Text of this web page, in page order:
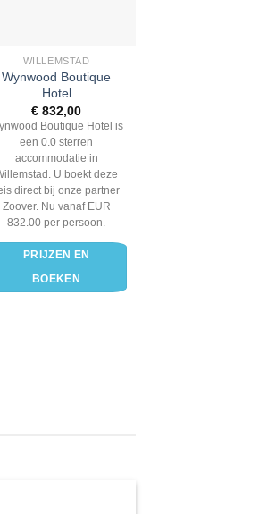
WILLEMSTAD
Wynwood Boutique
Hotel
€ 832,00
Boutique Hotel is
een 0.0 sterren
accommodatie in
U boekt deze
direct bij onze partner
Zoover. Nu vanaf EUR
832.00 per persoon.
PRIJZEN EN
BOEKEN